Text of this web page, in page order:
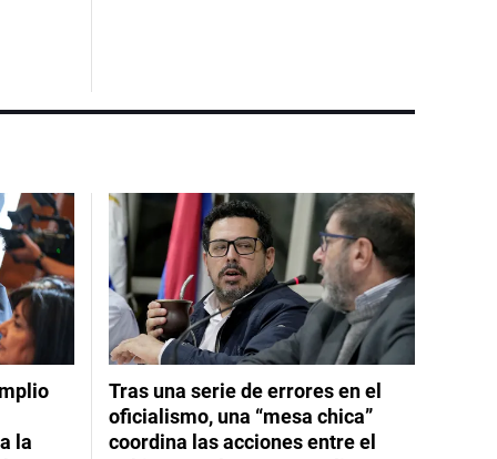
la
Tras una serie de errores en el
oficialismo, una “mesa chica”
coordina las acciones entre el